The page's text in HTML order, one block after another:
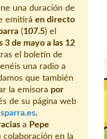
una duración de
emitirá en directo
(107.5) el
3 de mayo a las 12
el boletín de
una radio a
que también
la emisora por
de su página web
.
a Pepe
colaboración en la